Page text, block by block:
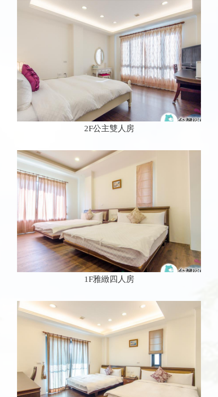
2F公主雙人房
1F雅緻四人房